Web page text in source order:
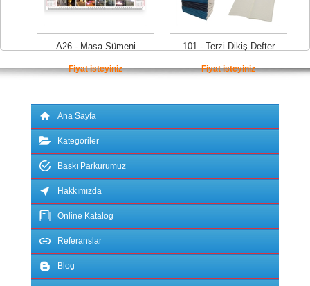
A26 - Masa Sümeni
Fiyat isteyiniz
101 - Terzi Dikiş Defter
Fiyat isteyiniz
Ana Sayfa
Kategoriler
Baskı Parkurumuz
Hakkımızda
Online Katalog
Referanslar
Blog